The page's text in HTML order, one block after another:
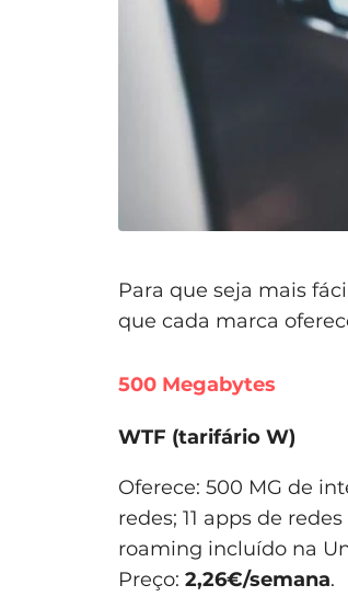
Para que seja mais
que cada marca
500 Megabytes
WTF (tarifário W)
Oferece: 500 MG de
redes; 11 apps de
roaming incluído na
Preço: 2,26€/semana.